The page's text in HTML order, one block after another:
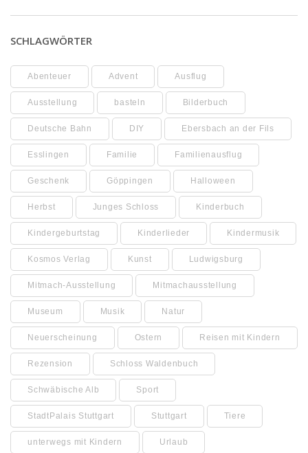
SCHLAGWÖRTER
Abenteuer Advent Ausflug
Ausstellung basteln Bilderbuch
Deutsche Bahn DIY Ebersbach an der Fils
Esslingen Familie Familienausflug
Geschenk Göppingen Halloween
Herbst Junges Schloss Kinderbuch
Kindergeburtstag Kinderlieder Kindermusik
Kosmos Verlag Kunst Ludwigsburg
Mitmach-Ausstellung Mitmachausstellung
Museum Musik Natur
Neuerscheinung Ostern Reisen mit Kindern
Rezension Schloss Waldenbuch
Schwäbische Alb Sport
StadtPalais Stuttgart Stuttgart Tiere
unterwegs mit Kindern Urlaub